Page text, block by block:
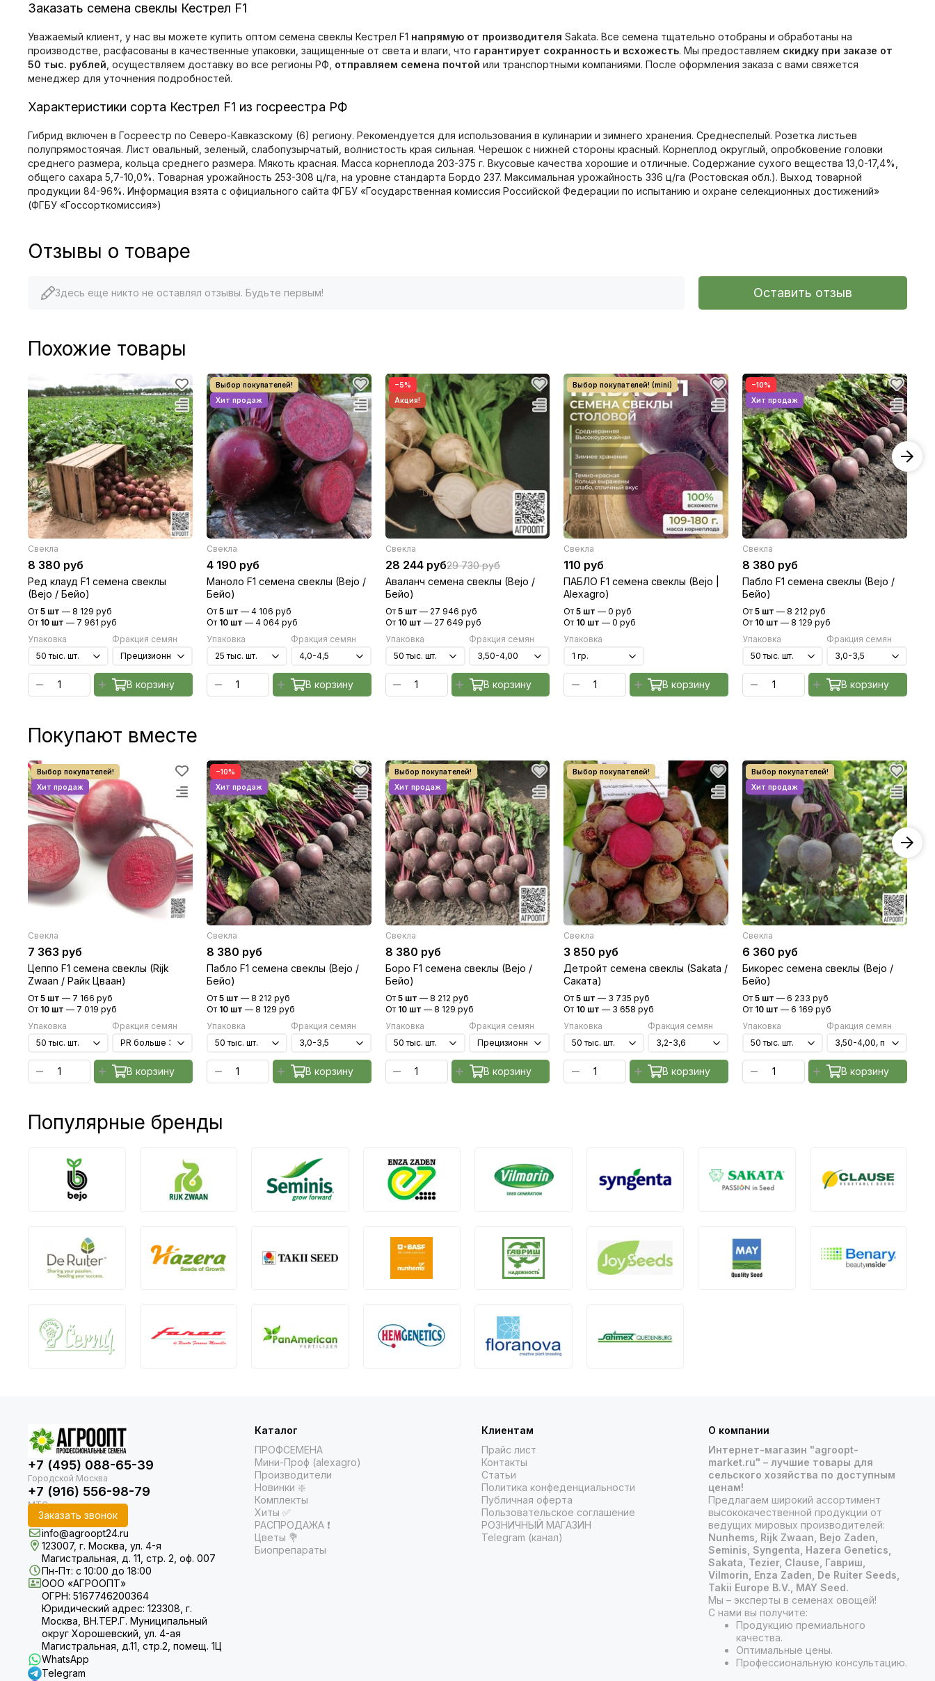
Заказать семена свеклы Кестрел F1
Уважаемый клиент, у нас вы можете купить оптом семена свеклы Кестрел F1 напрямую от производителя Sakata. Все семена тщательно отобраны и обработаны на
производстве, расфасованы в качественные упаковки, защищенные от света и влаги, что гарантирует сохранность и всхожесть. Мы предоставляем скидку при заказе от
50 тыс. рублей , осуществляем доставку во все регионы РФ, отправляем семена почтой или транспортными компаниями. После оформления заказа с вами свяжется
менеджер для уточнения подробностей.
Характеристики сорта Кестрел F1 из госреестра РФ
Гибрид включен в Госреестр по Северо-Кавказскому (6) региону. Рекомендуется для использования в кулинарии и зимнего хранения. Среднеспелый. Розетка листьев
полупрямостоячая. Лист овальный, зеленый, слабопузырчатый, волнистость края сильная. Черешок с нижней стороны красный. Корнеплод округлый, опробковение головки
среднего размера, кольца среднего размера. Мякоть красная. Масса корнеплода 203-375 г. Вкусовые качества хорошие и отличные. Содержание сухого вещества 13,0-17,4%,
общего сахара 5,7-10,0%. Товарная урожайность 253-308 ц/га, на уровне стандарта Бордо 237. Максимальная урожайность 336 ц/га (Ростовская обл.). Выход товарной
продукции 84-96%. Информация взята с официального сайта ФГБУ «Государственная комиссия Российской Федерации по иcпытанию и охране селекционных достижений»
(ФГБУ «Госсорткомиссия»)
Отзывы о товаре
Здесь еще никто не оставлял отзывы. Будьте первым! Оставить отзыв
Похожие товары
Свекла
8 380 руб
Ред клауд F1 семена свеклы
(Bejo / Бейо)
От 5 шт — 8 129 руб
От 10 шт — 7 961 руб
Упаковка
Фракция семян
В корзину
Свекла
4 190 руб
Маноло F1 семена свеклы (Bejo /
Бейо)
От 5 шт — 4 106 руб
От 10 шт — 4 064 руб
Упаковка
Фракция семян
В корзину
−5%
Свекла
28 244 руб29 730 руб
Аваланч семена свеклы (Bejo /
Бейо)
От 5 шт — 27 946 руб
От 10 шт — 27 649 руб
Упаковка
Фракция семян
В корзину
Свекла
110 руб
ПАБЛО F1 семена свеклы (Bejo |
Alexagro)
От5 шт —0 руб
От 10 шт —0 руб
Упаковка
В корзину
−10%
Свекла
8 380 руб
Пабло F1 семена свеклы (Bejo /
Бейо)
От5 шт — 8 212 руб
От 10 шт — 8 129 руб
Упаковка
Фракция семян
В корзину
Покупают вместе
Свекла
7 363 руб
Цеппо F1 семена свеклы (Rijk
Zwaan / Райк Цваан)
От 5 шт — 7 166 руб
От 10 шт — 7 019 руб
Упаковка
Фракция семян
В корзину
−10%
Свекла
8 380 руб
Пабло F1 семена свеклы (Bejo /
Бейо)
От 5 шт — 8 212 руб
От 10 шт — 8 129 руб
Упаковка
Фракция семян
В корзину
Свекла
8 380 руб
Боро F1 семена свеклы (Bejo /
Бейо)
От 5 шт — 8 212 руб
От 10 шт — 8 129 руб
Упаковка
Фракция семян
В корзину
Свекла
3 850 руб
Детройт семена свеклы (Sakata /
Саката)
От5 шт — 3 735 руб
От 10 шт — 3 658 руб
Упаковка
Фракция семян
В корзину
Свекла
6 360 руб
Бикорес семена свеклы (Bejo /
Бейо)
От5 шт —6 233 руб
От 10 шт —6 169 руб
Упаковка
Фракция семян
В корзину
Популярные бренды
+7 (495) 088-65-39
+7 (916) 556-98-79
Заказать звонок
info@agroopt24.ru
123007, г. Москва, ул. 4-я
Магистральная, д. 11, стр. 2, оф. 007
Пн-Пт: с 10:00 до 18:00
ООО «АГРООПТ»
ОГРН: 5167746200364
Юридический адрес: 123308, г.
Москва, ВН.ТЕР.Г. Муниципальный
округ Хорошевский, ул. 4-ая
Магистральная, д.11, стр.2, помещ. 1Ц
WhatsApp
Telegram
Каталог
ПРОФСЕМЕНА
Мини-Проф (alexagro)
Производители
Новинки ❇️
Комплекты
Хиты ✅
РАСПРОДАЖА ❗️
Цветы 💐
Биопрепараты
Клиентам
Прайс лист
Контакты
Статьи
Политика конфеденциальности
Публичная оферта
Пользовательское соглашение
РОЗНИЧНЫЙ МАГАЗИН
Telegram (канал)
О компании
Интернет-магазин "agroopt-
market.ru" – лучшие товары для
сельского хозяйства по доступным
ценам!
Предлагаем широкий ассортимент
высококачественной продукции от
ведущих мировых производителей:
Nunhems, Rijk Zwaan, Bejo Zaden,
Seminis, Syngenta, Hazera Genetics,
Sakata, Tezier, Clause, Гавриш,
Vilmorin, Enza Zaden, De Ruiter Seeds,
Takii Europe B.V., MAY Seed.
Мы – эксперты в семенах овощей!
С нами вы получите:
Продукцию премиального
качества.
Оптимальные цены.
Профессиональную консультацию.